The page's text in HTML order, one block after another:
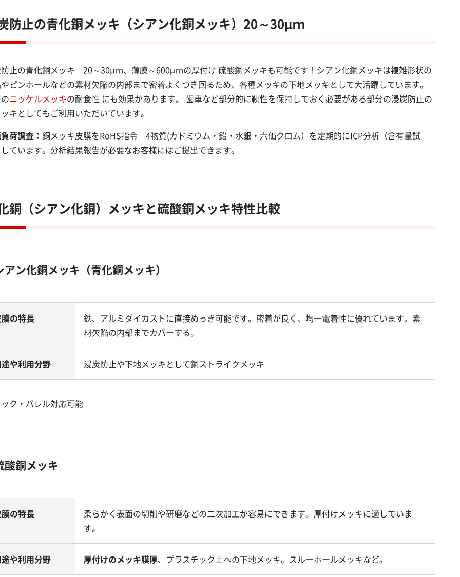
防止の青化銅メッキ（シアン化銅メッキ）20～30µｍ
止の青化銅メッキ 20～30µｍ、薄膜～600μｍの厚付け 硫酸銅メッキも可能です！シアン化銅メッキは複雑形状の
ピンホールなどの素材欠陥の内部まで密着よくつき回るため、各種メッキの下地メッキとして大活躍しています。
ニッケルメッキの耐食性 にも効果があります。 歯車など部分的に靭性を保持しておく必要がある部分の浸炭防止の
キとしてもご利用いただいています。
荷調査： 銅メッキ皮膜をRoHS指令 4物質(カドミウム・鉛・水銀・六価クロム）を定期的にICP分析（含有量試
ています。分析結果報告が必要なお客様にはご提出できます。
銅（シアン化銅）メッキと硫酸銅メッキ特性比較
アン化銅メッキ（青化銅メッキ）
の特長
鉄、アルミダイカストに直接めっき可能です。密着が良く、均一電着性に優れています。素
材欠陥の内部までカバーする。
や利用分野 浸炭防止や下地メッキとして銅ストライクメッキ
ク・バレル対応可能
酸銅メッキ
の特長
柔らかく表面の切削や研磨などの二次加工が容易にできます。厚付けメッキに適していま
す。
や利用分野 厚付けのメッキ膜厚、プラスチック上への下地メッキ。スルーホールメッキなど。